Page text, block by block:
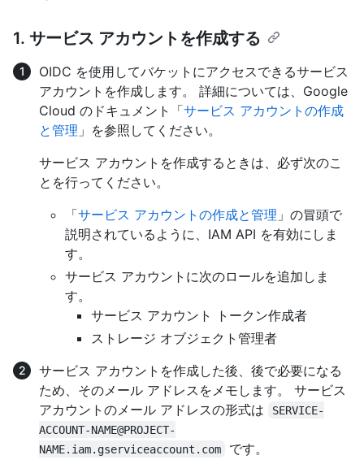
1. サービス アカウントを作成する
OIDC を使用してバケットにアクセスできるサービス
アカウントを作成します。 詳細については、Google
Cloud のドキュメント「サービス アカウントの作成
と管理 」を参照してください。
サービス アカウントを作成するときは、必ず次のこ
とを行ってください。
「サービス アカウントの作成と管理 」の冒頭で
説明されているように、IAM API を有効にしま
す。
サービス アカウントに次のロールを追加しま
す。
サービス アカウント トークン作成者
ストレージ オブジェクト管理者
サービス アカウントを作成した後、後で必要になる
ため、そのメール アドレスをメモします。 サービス
アカウントのメール アドレスの形式は
SERVICE-
ACCOUNT-NAME@PROJECT-
NAME.iam.gserviceaccount.com
です。